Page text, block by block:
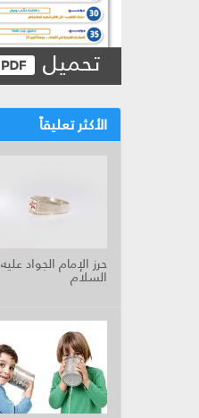
تحميل
الأكثر تعليقاً
حرز الإمام الجواد عليه
السلام